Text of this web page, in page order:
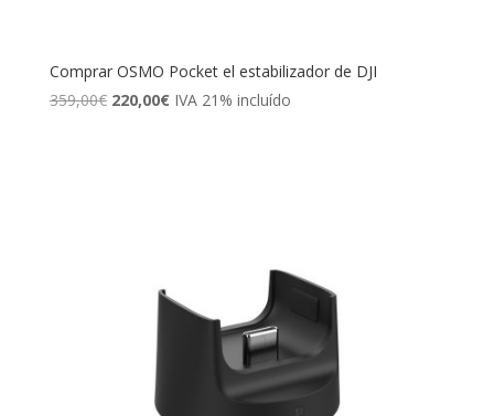
Comprar OSMO Pocket el estabilizador de DJI
359,00€ El
220,00€ElIVA 21% incluído